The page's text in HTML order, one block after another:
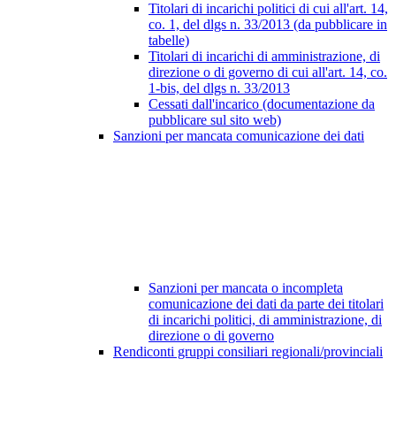
Titolari di incarichi politici di cui all'art. 14,
co. 1, del dlgs n. 33/2013 (da pubblicare in
tabelle)
Titolari di incarichi di amministrazione, di
direzione o di governo di cui all'art. 14, co.
1-bis, del dlgs n. 33/2013
Cessati dall'incarico (documentazione da
pubblicare sul sito web)
Sanzioni per mancata comunicazione dei dati
Sanzioni per mancata o incompleta
comunicazione dei dati da parte dei titolari
di incarichi politici, di amministrazione, di
direzione o di governo
Rendiconti gruppi consiliari regionali/provinciali